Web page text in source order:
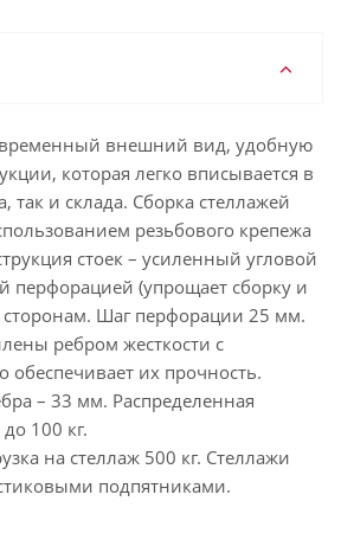
внешний вид, удобную
которая легко вписывается в
так и склада. Сборка стеллажей
резьбового крепежа
стоек – усиленный угловой
перфорацией (упрощает сборку и
сторонам. Шаг перфорации 25 мм.
ребром жесткости с
обеспечивает их прочность.
– 33 мм. Распределенная
100 кг.
на стеллаж 500 кг. Стеллажи
подпятниками.